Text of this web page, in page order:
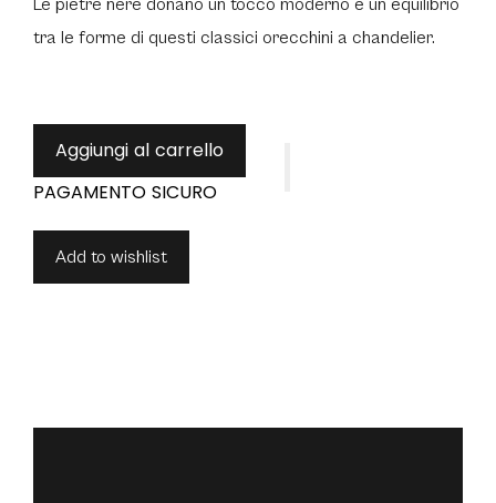
Le pietre nere donano un tocco moderno e un equilibrio
tra le forme di questi classici orecchini a chandelier.
Aggiungi al carrello
Add to wishlist